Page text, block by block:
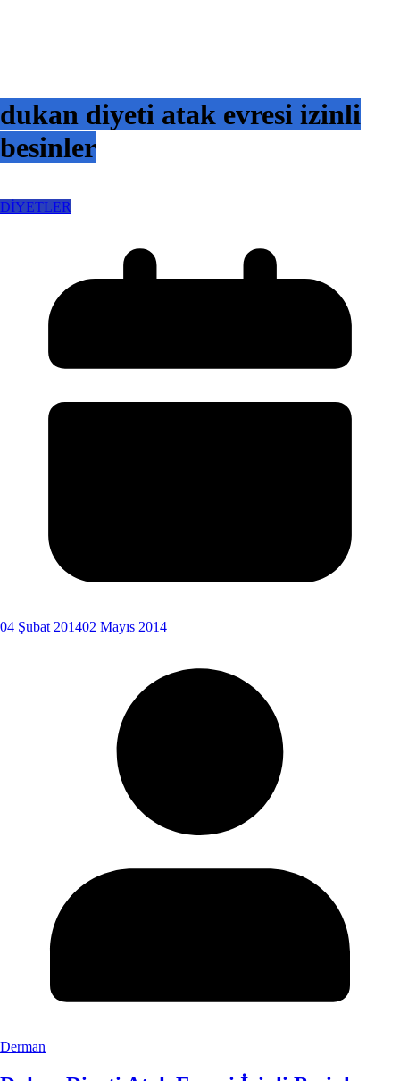
dukan diyeti atak evresi izinli
besinler
DİYETLER
04 Şubat 201402 Mayıs 2014
Derman